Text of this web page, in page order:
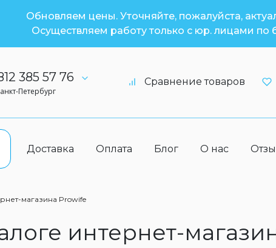
Обновляем цены. Уточняйте, пожалуйста,
Осуществляем работу только с юр. лицами по
385 57 76
Петербург
Сравнение товаров
Доставка Оплата Блог О нас
магазина Prowife
интернет-